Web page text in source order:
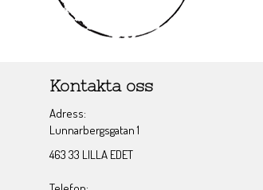
Kontakta oss
Adress:
Lunnarbergsgatan 1
463 33 LILLA EDET